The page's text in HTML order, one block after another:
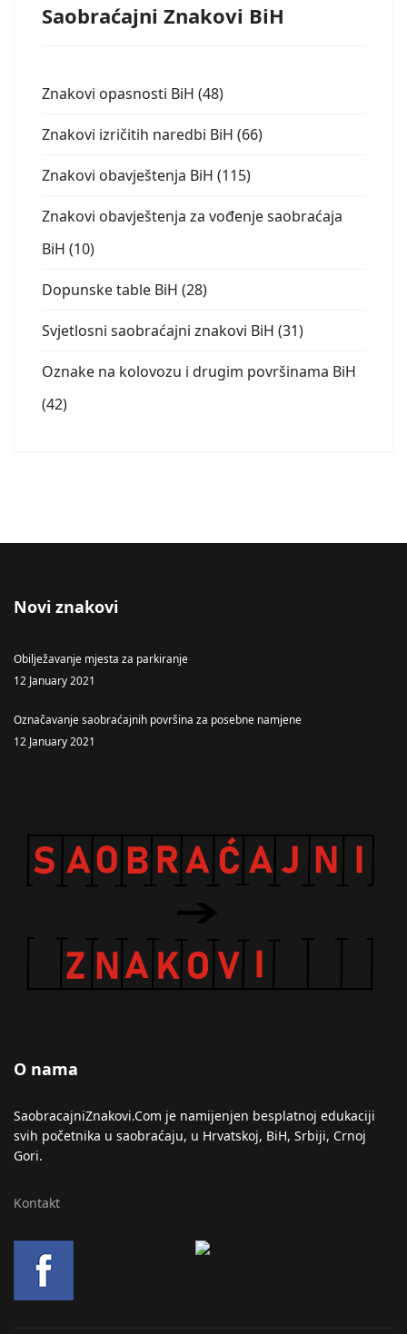
Saobraćajni Znakovi BiH
Znakovi opasnosti BiH (48)
Znakovi izričitih naredbi BiH (66)
Znakovi obavještenja BiH (115)
Znakovi obavještenja za vođenje saobraćaja
BiH (10)
Dopunske table BiH (28)
Svjetlosni saobraćajni znakovi BiH (31)
Oznake na kolovozu i drugim površinama BiH
(42)
Novi znakovi
Obilježavanje mjesta za parkiranje
12 January 2021
Označavanje saobraćajnih površina za posebne namjene
12 January 2021
O nama
SaobracajniZnakovi.Com je namijenjen besplatnoj edukaciji
svih početnika u saobraćaju, u Hrvatskoj, BiH, Srbiji, Crnoj
Gori.
Kontakt